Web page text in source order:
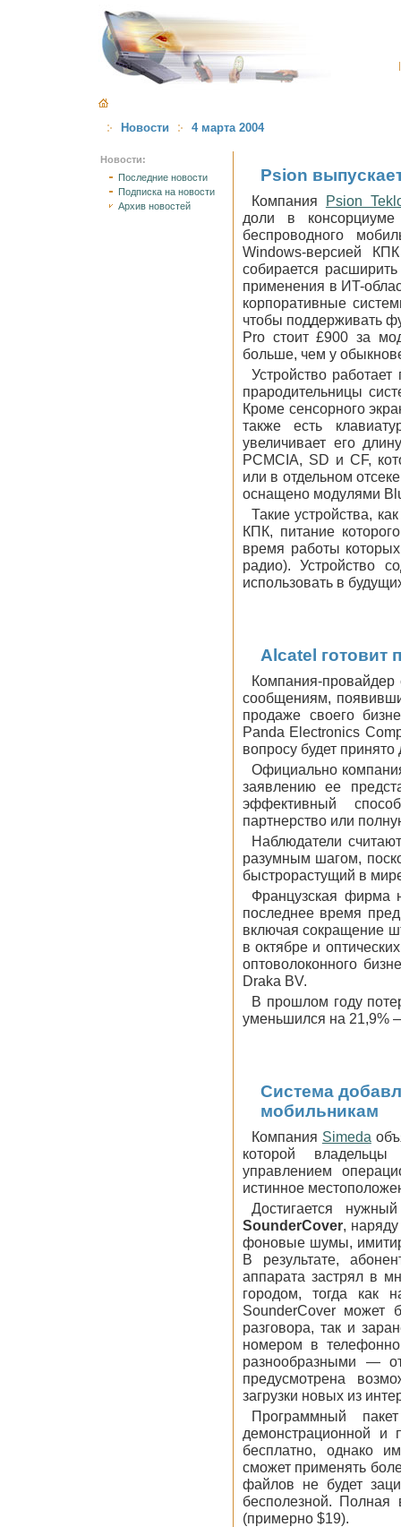
Новости 4 марта 2004
Новости:
Последние новости
Подписка на новости
Архив новостей
Psion
Компания Psion
доли в
беспроводного
Windows-версией
собирается
применения в ИT-
корпоративные
чтобы поддерживать
Pro стоит £900 за
больше, чем у
Устройство
прародительницы
Кроме сенсорного
также есть
увеличивает его
PCMCIA, SD и CF,
или в отдельном
оснащено модулями
Такие устройства,
КПК, питание
время работы
радио). Устройство
использовать в
Alcatel готовит
Компания-
сообщениям,
продаже своего
Panda Electronics
вопросу будет принято
Официально
заявлению ее
эффективный
партнерство или
Наблюдатели
разумным шагом,
быстрорастущий в
Французская фирма
последнее время
включая сокращение
в октябре и
оптоволоконного
Draka BV.
В прошлом году
уменьшился на 21,9%
Система
мобильникам
Компания Simeda
которой
управлением
истинное
Достигается
SounderCover,
фоновые шумы,
В результате,
аппарата застрял в
городом, тогда как
SounderCover может
разговора, так и
номером в
разнообразными —
предусмотрена
загрузки новых из
Программный
демонстрационной и
бесплатно, однако
сможет применять
файлов не будет
бесполезной.
(примерно $19).